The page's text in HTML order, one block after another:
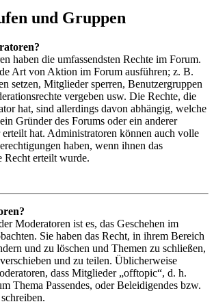
und Gruppen
haben die umfassendsten Rechte im Forum.
Art von Aktion im Forum ausführen; z. B.
setzen, Mitglieder sperren, Benutzergruppen
vergeben usw. Die Rechte, die
hat, sind allerdings davon abhängig, welche
Gründer des Forums oder ein anderer
hat. Administratoren können auch volle
haben, wenn ihnen das
Recht erteilt wurde.
Moderatoren ist es, das Geschehen im
Sie haben das Recht, in ihrem Bereich
und zu löschen und Themen zu schließen,
und zu teilen. Üblicherweise
dass Mitglieder „offtopic“, d. h.
Thema Passendes, oder Beleidigendes bzw.